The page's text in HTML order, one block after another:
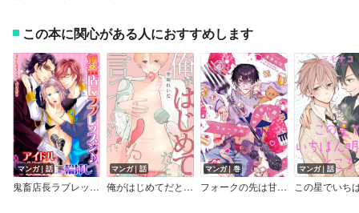
この本に関心がある人におすすめします
マンガ｜話
鬼畜店長ラブレッスン♪アイドル絶頂二輪挿し
マンガ｜話
俺がはじめてだと言ってくれ
マンガ｜巻
フォークの先は甘い罠【電子限定特典付】
マンガ｜話